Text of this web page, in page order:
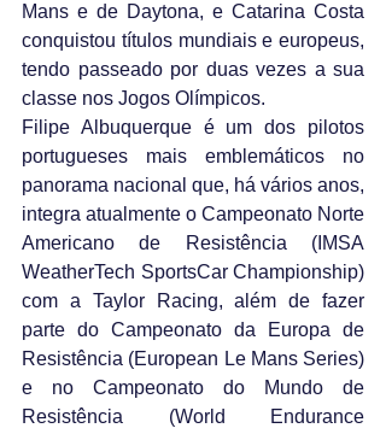
Mans e de Daytona, e Catarina Costa
conquistou títulos mundiais e europeus,
tendo passeado por duas vezes a sua
classe nos Jogos Olímpicos.
Filipe Albuquerque é um dos pilotos
portugueses mais emblemáticos no
panorama nacional que, há vários anos,
integra atualmente o Campeonato Norte
Americano de Resistência (IMSA
WeatherTech SportsCar Championship)
com a Taylor Racing, além de fazer
parte do Campeonato da Europa de
Resistência (European Le Mans Series)
e no Campeonato do Mundo de
Resistência (World Endurance